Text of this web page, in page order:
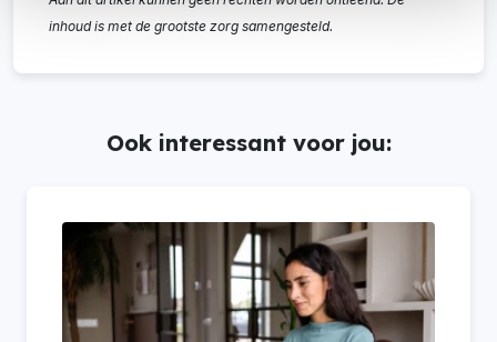
inhoud is met de grootste zorg samengesteld.
Ook interessant voor jou: